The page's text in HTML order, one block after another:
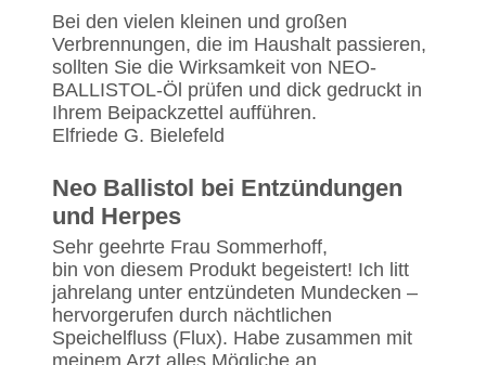
Bei den vielen kleinen und großen
Verbrennungen, die im Haushalt passieren,
sollten Sie die Wirksamkeit von NEO-
BALLISTOL-Öl prüfen und dick gedruckt in
Ihrem Beipackzettel aufführen.
Elfriede G. Bielefeld
Neo Ballistol bei Entzündungen
und Herpes
Sehr geehrte Frau Sommerhoff,
bin von diesem Produkt begeistert! Ich litt
jahrelang unter entzündeten Mundecken –
hervorgerufen durch nächtlichen
Speichelfluss (Flux). Habe zusammen mit
meinem Arzt alles Mögliche an